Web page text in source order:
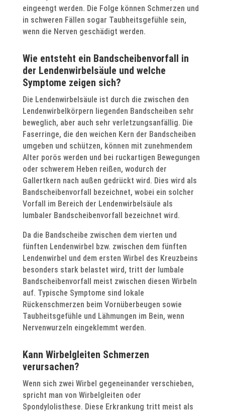
eingeengt werden. Die Folge können Schmerzen und
in schweren Fällen sogar Taubheitsgefühle sein,
wenn die Nerven geschädigt werden.
Wie entsteht ein Bandscheibenvorfall in
der Lendenwirbelsäule und welche
Symptome zeigen sich?
Die Lendenwirbelsäule ist durch die zwischen den
Lendenwirbelkörpern liegenden Bandscheiben sehr
beweglich, aber auch sehr verletzungsanfällig. Die
Faserringe, die den weichen Kern der Bandscheiben
umgeben und schützen, können mit zunehmendem
Alter porös werden und bei ruckartigen Bewegungen
oder schwerem Heben reißen, wodurch der
Gallertkern nach außen gedrückt wird. Dies wird als
Bandscheibenvorfall bezeichnet, wobei ein solcher
Vorfall im Bereich der Lendenwirbelsäule als
lumbaler Bandscheibenvorfall bezeichnet wird.
Da die Bandscheibe zwischen dem vierten und
fünften Lendenwirbel bzw. zwischen dem fünften
Lendenwirbel und dem ersten Wirbel des Kreuzbeins
besonders stark belastet wird, tritt der lumbale
Bandscheibenvorfall meist zwischen diesen Wirbeln
auf. Typische Symptome sind lokale
Rückenschmerzen beim Vornüberbeugen sowie
Taubheitsgefühle und Lähmungen im Bein, wenn
Nervenwurzeln eingeklemmt werden.
Kann Wirbelgleiten Schmerzen
verursachen?
Wenn sich zwei Wirbel gegeneinander verschieben,
spricht man von Wirbelgleiten oder
Spondylolisthese. Diese Erkrankung tritt meist als